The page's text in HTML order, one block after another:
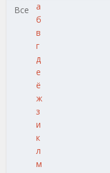
Все
а
б
в
г
д
е
ё
ж
з
и
к
л
м